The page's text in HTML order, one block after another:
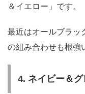
＆イエロー」です。
最近はオールブラッ
の組み合わせも根強
4. ネイビー＆グ